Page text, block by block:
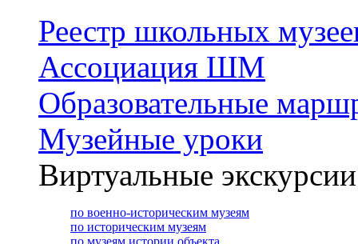
Реестр школьных
Ассоциация ШМ
Образовательные
Музейные уроки
Виртуальные экскурсии
по военно-историческим музеям
по историческим музеям
по музеям истории объекта